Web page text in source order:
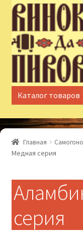
Перейти
навигации
Перейти
содержимому
Каталог товаров
Главная
Медная серия
серия